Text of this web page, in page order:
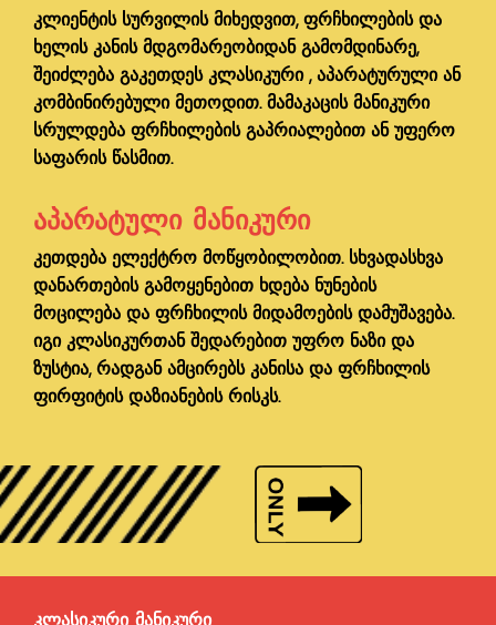
კლიენტის სურვილის მიხედვით, ფრჩხილების და
ხელის კანის მდგომარეობიდან გამომდინარე,
შეიძლება გაკეთდეს კლასიკური , აპარატურული ან
კომბინირებული მეთოდით. მამაკაცის მანიკური
სრულდება ფრჩხილების გაპრიალებით ან უფერო
საფარის წასმით.
ᲐᲞᲐᲠᲐᲢᲣᲚᲘ ᲛᲐᲜᲘᲙᲣᲠᲘ
კეთდება ელექტრო მოწყობილობით. სხვადასხვა
დანართების გამოყენებით ხდება ნუნების
მოცილება და ფრჩხილის მიდამოების დამუშავება.
იგი კლასიკურთან შედარებით უფრო ნაზი და
ზუსტია, რადგან ამცირებს კანისა და ფრჩხილის
ფირფიტის დაზიანების რისკს.
ᲙᲚᲐᲡᲘᲙᲣᲠᲘ ᲛᲐᲜᲘᲙᲣᲠᲘ